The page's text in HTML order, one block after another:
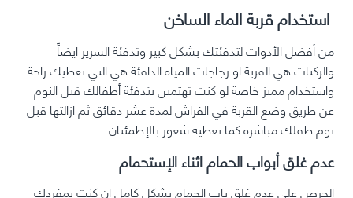
استخدام قربة الماء الساخن
من أفضل الأدوات لتدفئتك بشكل كبير وتدفئة السرير ايضاً
والركنات هي القربة او زجاجات المياه الدافئة هي التي تعطيك راحة
واستخدام مميز خاصة لو كنت تهتمين بتدفئة أطفالك قبل النوم
عن طريق وضع القربة في الفراش لمدة عشر دقائق ثم ازالتها قبل
نوم طفلك مباشرة كما تعطيه شعور بالإطمئنان
عدم غلق أبواب الحمام اثناء الإستحمام
الحرص على عدم غلق باب الحمام بشكل كامل ان كنت بمفردك